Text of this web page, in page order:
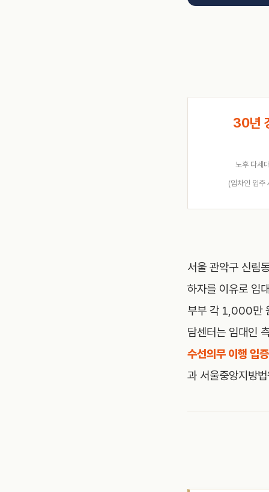
30년
노후 다세
(임차인 입주
서울 관악구 신림
하자를 이유로 임
부부 각 1,000만
담센터는 임대인
수선의무 이행 입
과 서울중앙지방